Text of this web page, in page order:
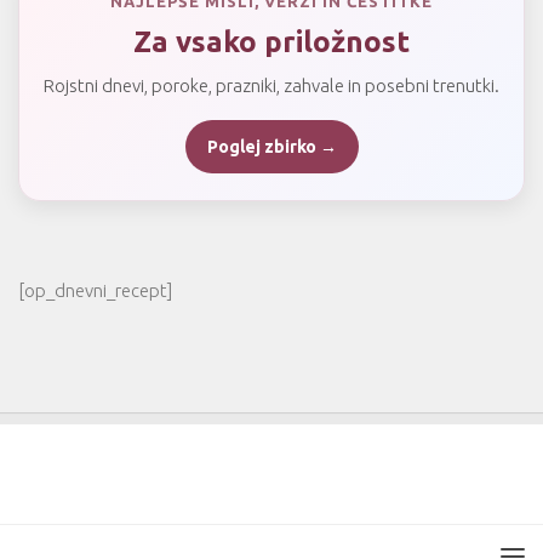
Za vsako priložnost
Rojstni dnevi, poroke, prazniki, zahvale in posebni trenutki.
Poglej zbirko →
[op_dnevni_recept]